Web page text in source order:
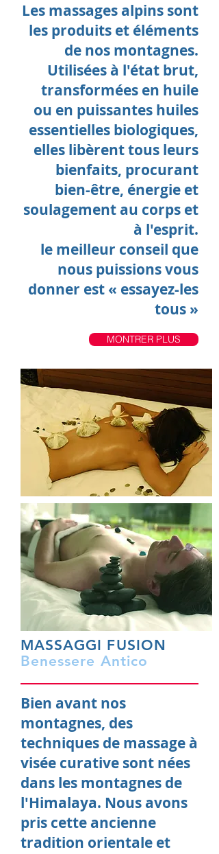
Les massages alpins sont
les produits et éléments
de nos montagnes.
Utilisées à l'état brut,
transformées en huile
ou en puissantes huiles
essentielles biologiques,
elles libèrent tous leurs
bienfaits, procurant
bien-être, énergie et
soulagement au corps et
à l'esprit.
le meilleur conseil que
nous puissions vous
donner est « essayez-les
tous »
MONTRER PLUS
MASSAGGI FUSION
Benessere Antico
Bien avant nos
montagnes, des
techniques de massage à
visée curative sont nées
dans les montagnes de
l'Himalaya. Nous avons
pris cette ancienne
tradition orientale et